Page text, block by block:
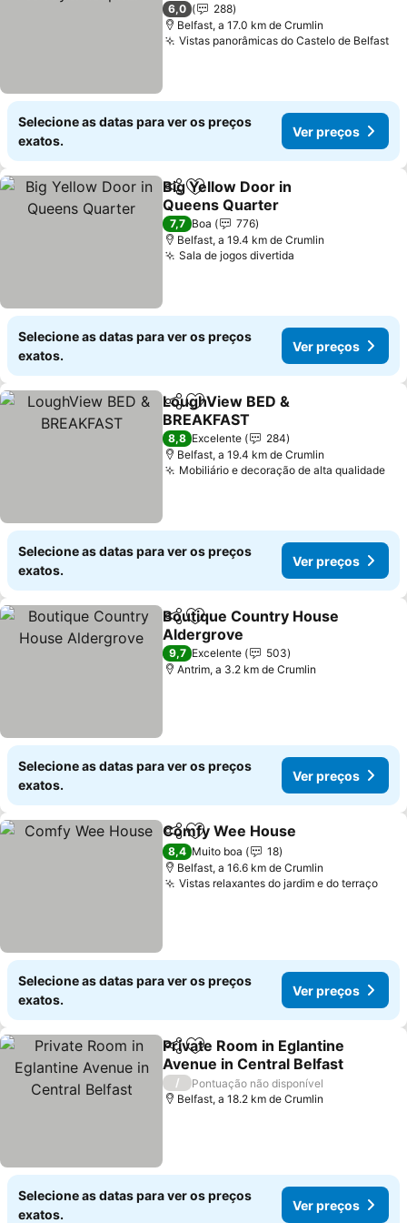
6,0
288
Belfast, a 17.0 km de Crumlin
Vistas panorâmicas do Castelo de Belfast
Selecione as datas para ver os preços
exatos.
Ver preços
PartilharAdicionar aos favoritos
Big Yellow Door in
Queens Quarter
7,7 Boa
776
Belfast, a 19.4 km de Crumlin
Sala de jogos divertida
Selecione as datas para ver os preços
exatos.
Ver preços
PartilharAdicionar aos favoritos
LoughView BED &
BREAKFAST
8,8 Excelente
284
Belfast, a 19.4 km de Crumlin
Mobiliário e decoração de alta qualidade
Selecione as datas para ver os preços
exatos.
Ver preços
PartilharAdicionar aos favoritos
Boutique Country House
Aldergrove
9,7 Excelente
503
Antrim, a 3.2 km de Crumlin
Selecione as datas para ver os preços
exatos.
Ver preços
PartilharAdicionar aos favoritos
Comfy Wee House
8,4 Muito boa
18
Belfast, a 16.6 km de Crumlin
Vistas relaxantes do jardim e do terraço
Selecione as datas para ver os preços
exatos.
Ver preços
PartilharAdicionar aos favoritos
Private Room in Eglantine
Avenue in Central Belfast
/
Pontuação não disponível
Belfast, a 18.2 km de Crumlin
Selecione as datas para ver os preços
exatos.
Ver preços